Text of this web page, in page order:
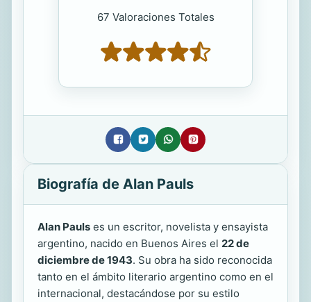
67 Valoraciones Totales
Biografía de Alan Pauls
Alan Pauls es un escritor, novelista y ensayista
argentino, nacido en Buenos Aires el 22 de
diciembre de 1943. Su obra ha sido reconocida
tanto en el ámbito literario argentino como en el
internacional, destacándose por su estilo